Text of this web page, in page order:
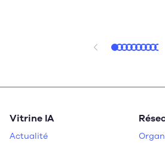
secteurs clés comme la santé, la
combler l’écart entre les découvertes
Vitrine IA
Actualité